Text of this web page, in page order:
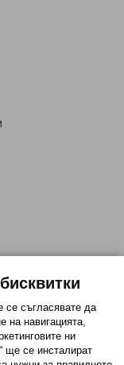
се съгласявате да
на навигацията,
ни
ще се инсталират